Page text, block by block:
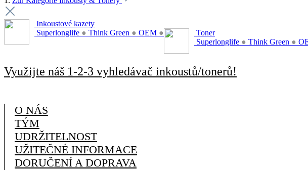
Inkoustové kazety
Superlonglife ● Think Green ● OEM ●
Toner
Superlonglife ● Think Green ●
Využijte náš 1-2-3 vyhledávač inkoustů/tonerů!
O NÁS
TÝM
UDRŽITELNOST
UŽITEČNÉ INFORMACE
DORUČENÍ A DOPRAVA